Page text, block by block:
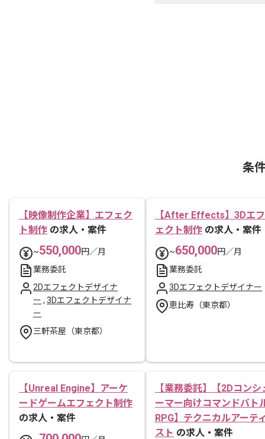
条
【映像制作企業】エフェク
ト制作 の求人・案件
~550,000円／月
業務委託
2Dエフェクトデザイナ
ー , 3Dエフェクトデザイナ
ー
三軒茶屋（東京都）
【After Effects】3Dエフ
ェクト制作 の求人・案件
~650,000円／月
業務委託
3Dエフェクトデザイナー
恵比寿（東京都）
【Unreal Engine】アーケ
ードゲームエフェクト制作
の求人・案件
【業務委託】【2Dコンシ
ーマー向けコマンドバト
RPG】テクニカルアーテ
スト の求人・案件